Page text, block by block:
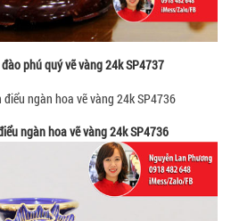
phú quý vẽ vàng 24k SP4737
ngàn hoa vẽ vàng 24k SP4736